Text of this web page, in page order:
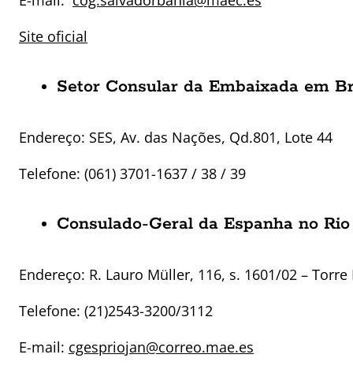
Site oficial
Setor Consular da Embaixada em
Endereço: SES, Av. das Nações, Qd.801, Lote 44
Telefone: (061) 3701-1637 / 38 / 39
Consulado-Geral da Espanha no
Endereço: R. Lauro Müller, 116, s. 1601/02 –
Telefone: (21)2543-3200/3112
E-mail: cgespriojan@correo.mae.es